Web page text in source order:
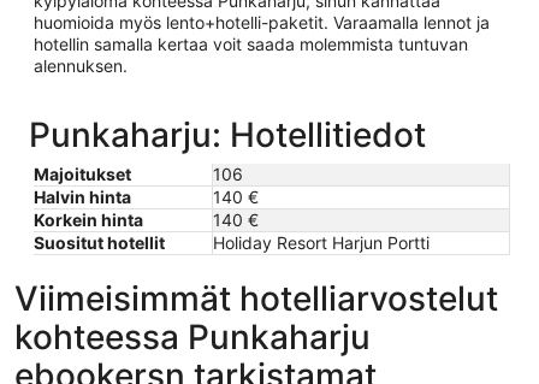
huomioida myös lento+hotelli-paketit. Varaamalla lennot ja
hotellin samalla kertaa voit saada molemmista tuntuvan
alennuksen.
Punkaharju: Hotellitiedot
Majoitukset
106
Halvin hinta
140 €
Korkein hinta
140 €
Suositut hotellit
Holiday Resort Harjun Portti
Viimeisimmät hotelliarvostelut
kohteessa Punkaharju
ebookersn tarkistamat